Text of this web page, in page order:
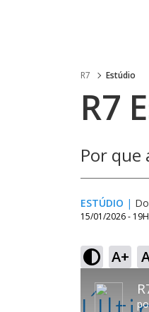
R7 Estúdio
R7
Por que
ESTÚDIO |
15/01/2026 -
A+